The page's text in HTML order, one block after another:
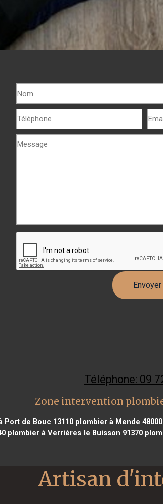
Téléphone: 09
Zone intervention
de Bouc 13110plombier à Mende 48000
plombier à Verrières le Buisson 91370
Artisan